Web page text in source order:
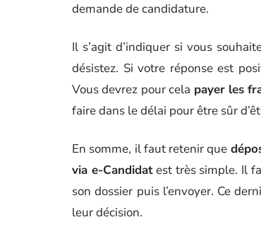
demande de candidature.
Il s’agit d’indiquer si vous
désistez. Si votre réponse est
Vous devrez pour cela payer les
faire dans le délai pour être sûr
En somme, il faut retenir que
via e-Candidatest très simple. Il
son dossier puis l’envoyer. Ce
leur décision.